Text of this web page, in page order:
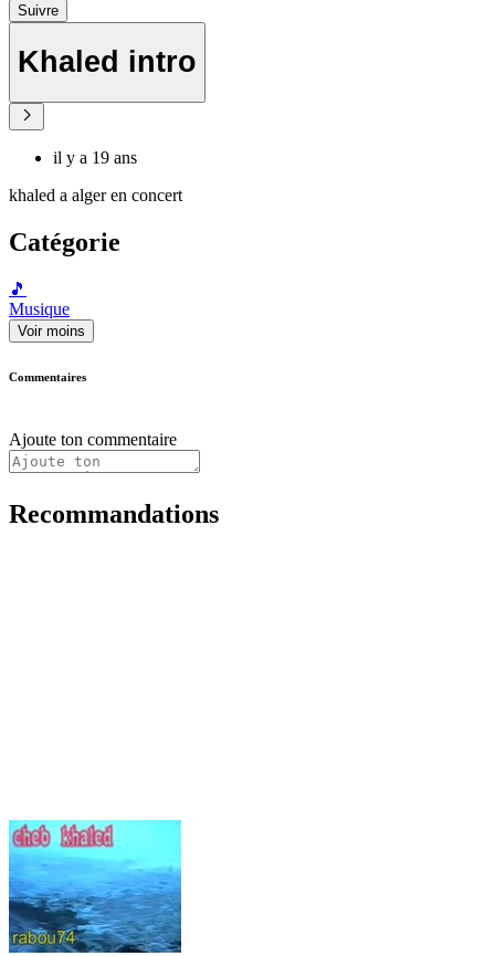
Suivre
Khaled intro
il y a 19 ans
khaled a alger en concert
Catégorie
🎵
Musique
Voir moins
Commentaires
Ajoute ton commentaire
Recommandations